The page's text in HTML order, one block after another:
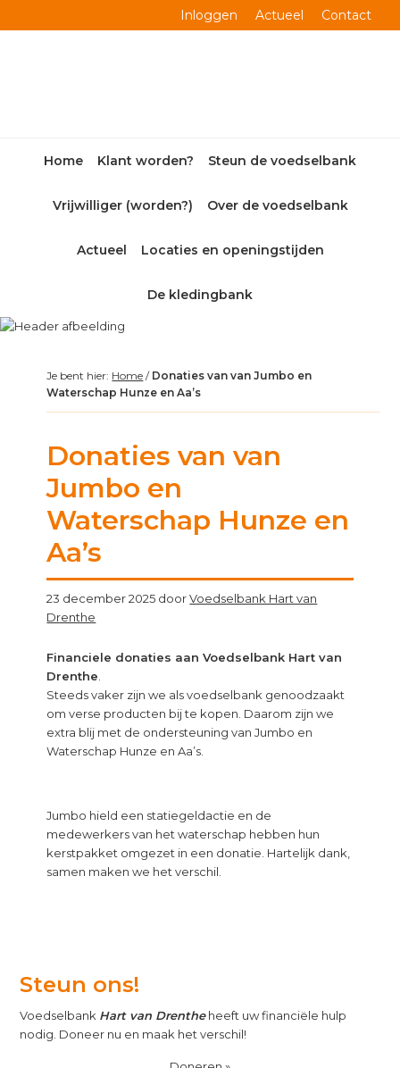
to
to
to
to
Inloggen Actueel Contact
Home Klant worden? Steun de voedselbank
Vrijwilliger (worden?) Over de voedselbank
Actueel Locaties en openingstijden
De kledingbank
Je bent hier: Home / Donaties van van Jumbo en
Waterschap Hunze en Aa’s
Donaties van van
Jumbo en
Waterschap Hunze en
Aa’s
23 december 2025 doorVoedselbank Hart van
Drenthe
Financiele donaties aan Voedselbank Hart van
Drenthe.
Steeds vaker zijn we als voedselbank genoodzaakt
om verse producten bij te kopen. Daarom zijn we
extra blij met de ondersteuning van Jumbo en
Waterschap Hunze en Aa’s.
Jumbo hield een statiegeldactie en de
medewerkers van het waterschap hebben hun
kerstpakket omgezet in een donatie. Hartelijk dank,
samen maken we het verschil.
Sidebar
Steun ons!
Voedselbank Hart van Drentheheeft uw financiële hulp
nodig. Doneer nu en maak het verschil!